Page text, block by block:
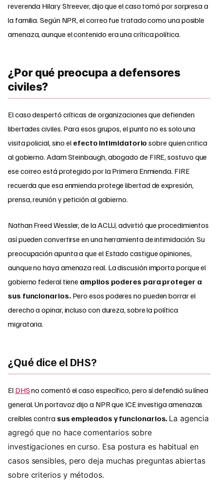
reverenda Hilary Streever, dijo que el caso tomó por sorpresa a
la familia. Según NPR, el correo fue tratado como una posible
amenaza, aunque el contenido era una crítica política.
¿Por qué preocupa a defensores
civiles?
El caso despertó críticas de organizaciones que defienden
libertades civiles. Para esos grupos, el punto no es solo una
visita policial, sino el efecto intimidatorio sobre quien critica
al gobierno. Adam Steinbaugh, abogado de FIRE, sostuvo que
ese correo está protegido por la Primera Enmienda. FIRE
recuerda que esa enmienda protege libertad de expresión,
prensa, reunión y petición al gobierno.
Nathan Freed Wessler, de la ACLU, advirtió que procedimientos
así pueden convertirse en una herramienta de intimidación. Su
preocupación apunta a que el Estado castigue opiniones,
aunque no haya amenaza real. La discusión importa porque el
gobierno federal tiene amplios poderes para proteger a
sus funcionarios.Pero esos poderes no pueden borrar el
derecho a opinar, incluso con dureza, sobre la política
migratoria.
¿Qué dice el DHS?
El DHSno comentó el caso específico, pero sí defendió su línea
general. Un portavoz dijo a NPR que ICE investiga amenazas
creíbles contrasus empleados y funcionarios. La agencia
agregó que no hace comentarios sobre
investigaciones en curso. Esa postura es habitual en
casos sensibles, pero deja muchas preguntas abiertas
sobre criterios y métodos.